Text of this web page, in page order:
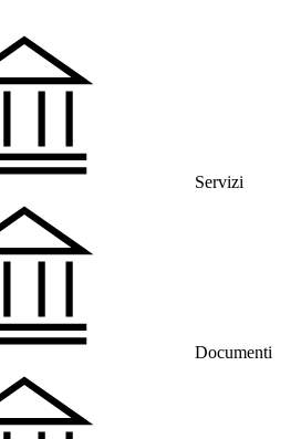
Servizi
Documenti